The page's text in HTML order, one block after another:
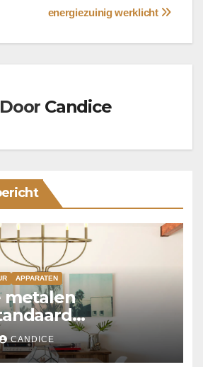
energiezuinig werklicht
Door Candice
APPARATEN
metalen
CANDICE